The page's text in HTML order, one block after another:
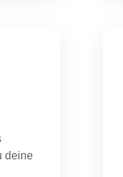
deine